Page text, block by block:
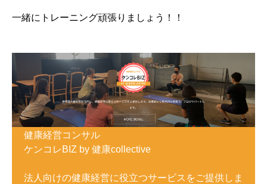
一緒にトレーニング頑張りましょう！！
健康経営コンサル
ケンコレBIZ by 健康collective
法人向けの健康経営に役立つサービスをご提供しま